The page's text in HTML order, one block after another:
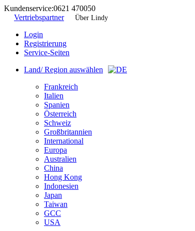
Kundenservice:0621 470050
Vertriebspartner
Über Lindy
Login
Registrierung
Service-Seiten
Land/ Region auswählen
Frankreich
Italien
Spanien
Österreich
Schweiz
Großbritannien
International
Europa
Australien
China
Hong Kong
Indonesien
Japan
Taiwan
GCC
USA